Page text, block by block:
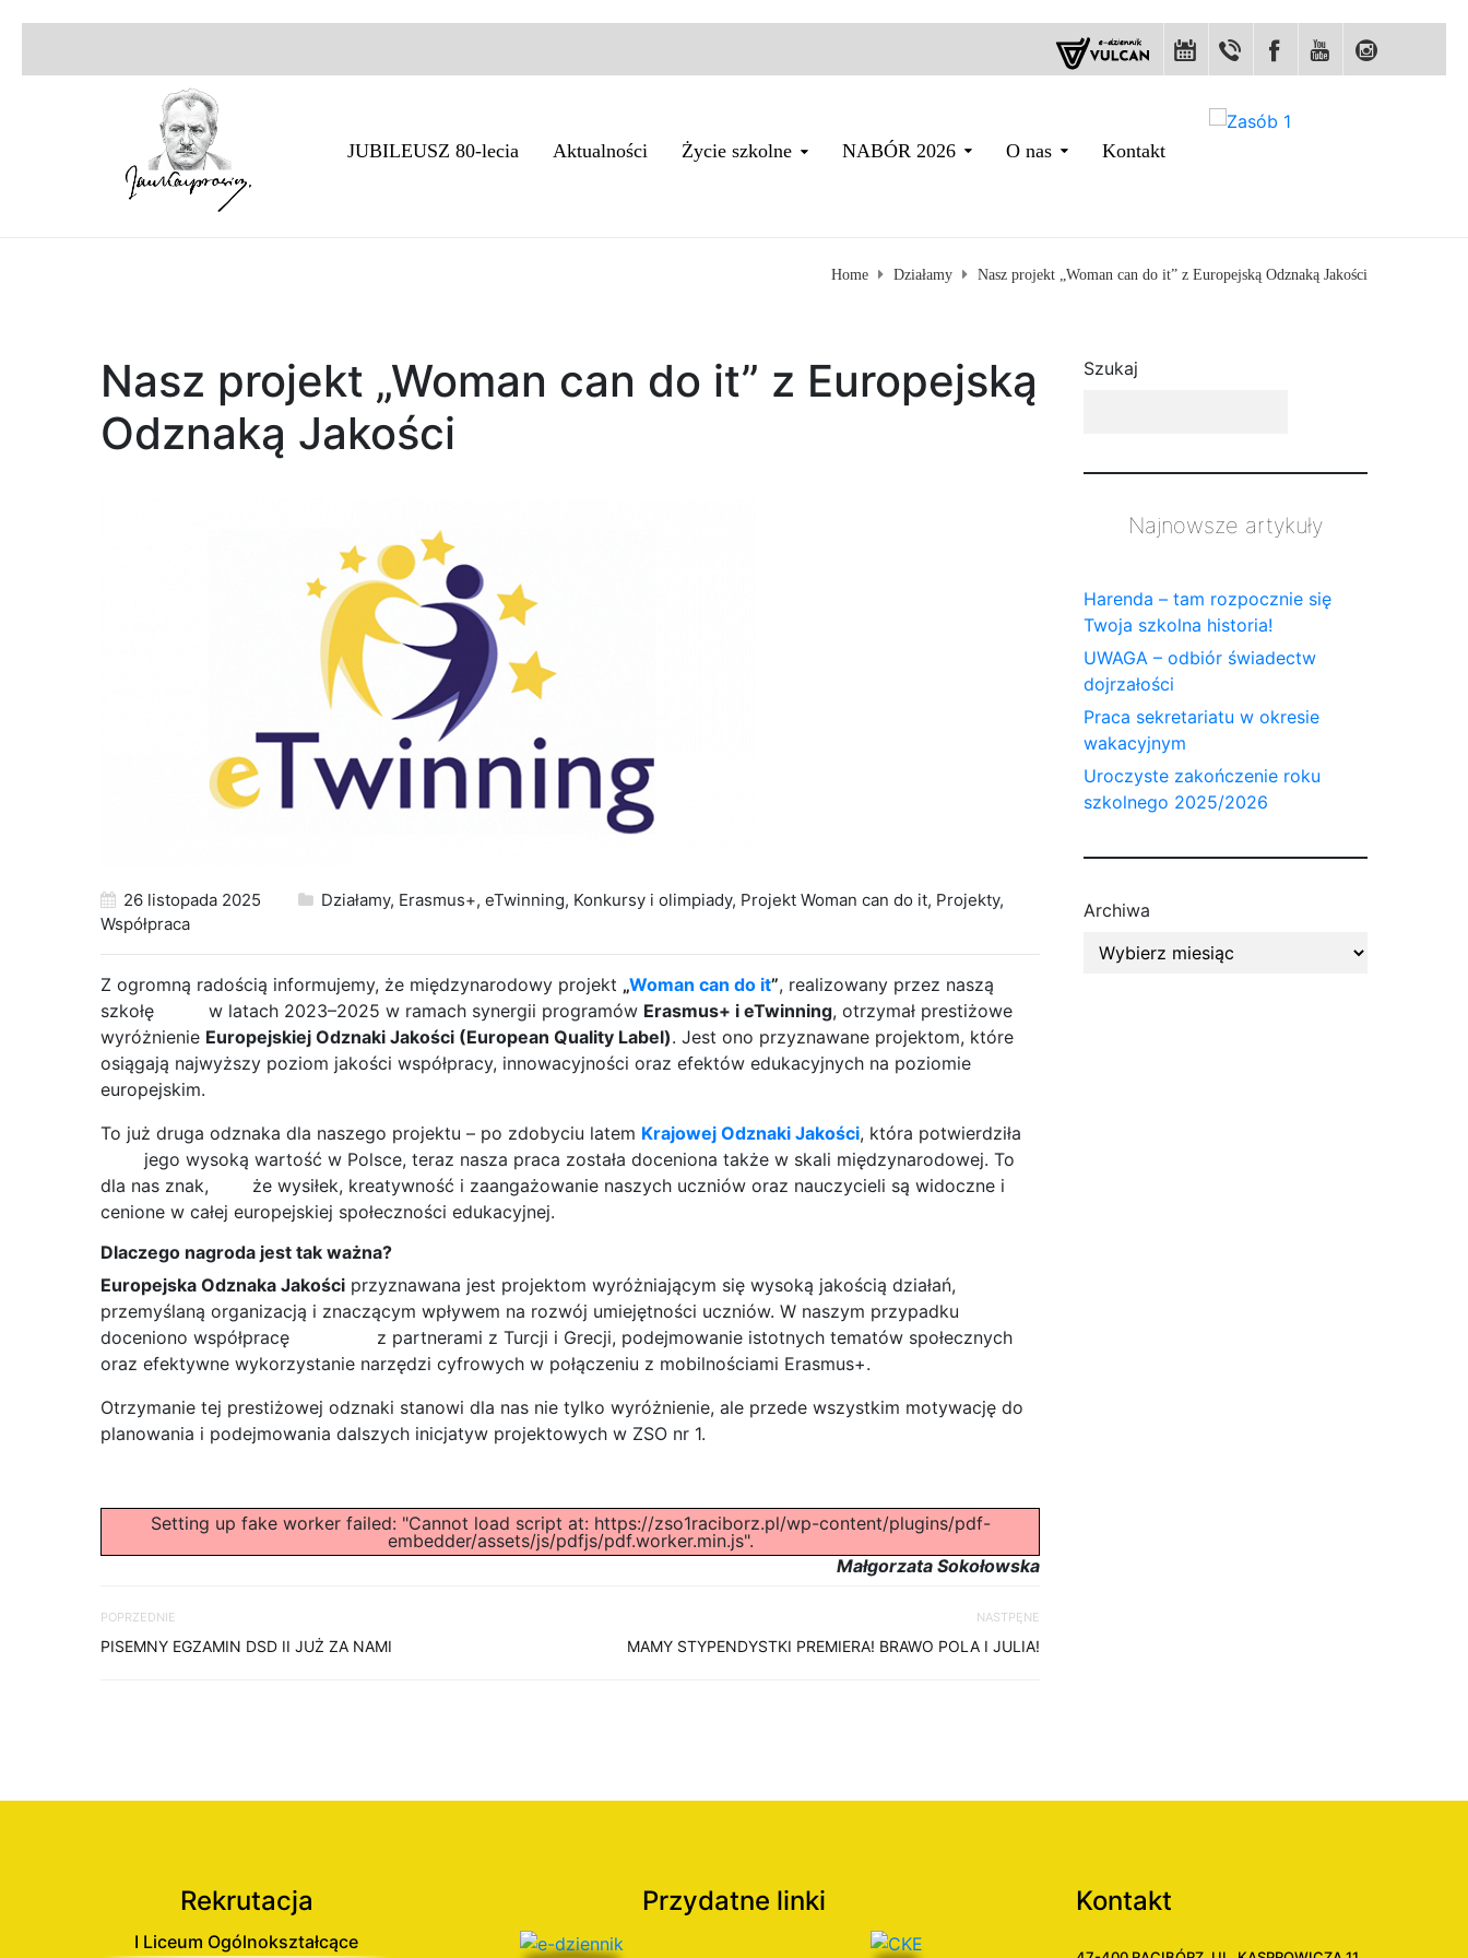
JUBILEUSZ 80-lecia Aktualności Życie szkolne NABÓR 2026 O nas Kontakt
Home Działamy Nasz projekt „Woman can do it” z Europejską Odznaką Jakości
Nasz projekt „Woman can do it” z Europejską
Odznaką Jakości
26 listopada 2025 Działamy, Erasmus+, eTwinning, Konkursy i olimpiady, Projekt Woman can do it, Projekty,
Współpraca
Z ogromną radością informujemy, że międzynarodowy projekt „Woman can do it”, realizowany przez naszą
szkołę w latach 2023–2025 w ramach synergii programów Erasmus+ i eTwinning, otrzymał prestiżowe
wyróżnienie Europejskiej Odznaki Jakości (European Quality Label). Jest ono przyznawane projektom, które
osiągają najwyższy poziom jakości współpracy, innowacyjności oraz efektów edukacyjnych na poziomie
europejskim.
To już druga odznaka dla naszego projektu – po zdobyciu latem Krajowej Odznaki Jakości, która potwierdziła
jego wysoką wartość w Polsce, teraz nasza praca została doceniona także w skali międzynarodowej. To
dla nas znak, że wysiłek, kreatywność i zaangażowanie naszych uczniów oraz nauczycieli są widoczne i
cenione w całej europejskiej społeczności edukacyjnej.
Dlaczego nagroda jest tak ważna?
Europejska Odznaka Jakości przyznawana jest projektom wyróżniającym się wysoką jakością działań,
przemyślaną organizacją i znaczącym wpływem na rozwój umiejętności uczniów. W naszym przypadku
doceniono współpracę z partnerami z Turcji i Grecji, podejmowanie istotnych tematów społecznych
oraz efektywne wykorzystanie narzędzi cyfrowych w połączeniu z mobilnościami Erasmus+.
Otrzymanie tej prestiżowej odznaki stanowi dla nas nie tylko wyróżnienie, ale przede wszystkim motywację do
planowania i podejmowania dalszych inicjatyw projektowych w ZSO nr 1.
Setting up fake worker failed: "Cannot load script at: https://zso1raciborz.pl/wp-content/plugins/pdf-
embedder/assets/js/pdfjs/pdf.worker.min.js".
Małgorzata Sokołowska
POPRZEDNIE
PISEMNY EGZAMIN DSD II JUŻ ZA NAMI
NASTPĘNE
MAMY STYPENDYSTKI PREMIERA! BRAWO POLA I JULIA!
Szukaj
Najnowsze artykuły
Harenda – tam rozpocznie się
Twoja szkolna historia!
UWAGA – odbiór świadectw
dojrzałości
Praca sekretariatu w okresie
wakacyjnym
Uroczyste zakończenie roku
szkolnego 2025/2026
Archiwa
Rekrutacja
I Liceum Ogólnokształcące
Przydatne linki Kontakt